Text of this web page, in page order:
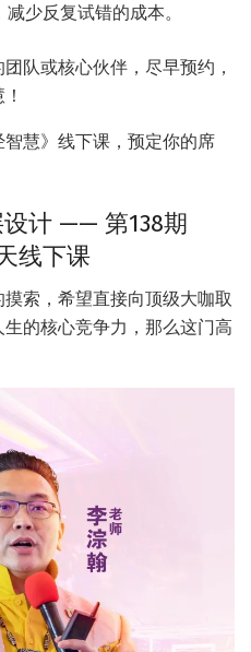
少反复试错的成本。
队或核心伙伴，尽早预约，
智慧》线下课，预定你的席
计 —— 第138期
线下课
索，希望直接向顶级大咖取
的核心竞争力，那么这门高